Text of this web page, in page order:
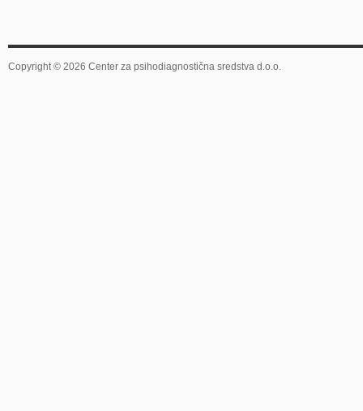
Copyright © 2026 Center za psihodiagnostična sredstva d.o.o.